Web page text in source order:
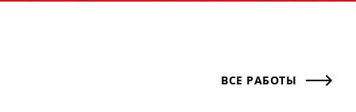
ВСЕ РАБОТЫ